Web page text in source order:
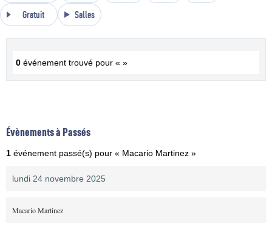
Gratuit Salles
0 événement trouvé pour « »
Évènements à Passés
1 événement passé(s) pour « Macario Martinez »
lundi 24 novembre 2025
Macario Martinez